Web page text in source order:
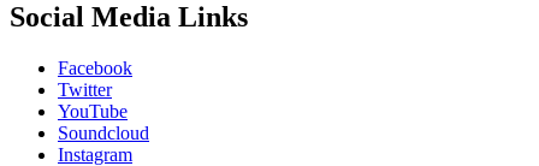
Social Media Links
Facebook
Twitter
YouTube
Soundcloud
Instagram